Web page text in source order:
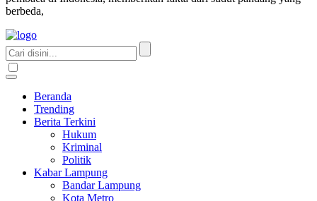
berbeda,
Beranda
Trending
Berita Terkini
Hukum
Kriminal
Politik
Kabar Lampung
Bandar Lampung
Kota Metro